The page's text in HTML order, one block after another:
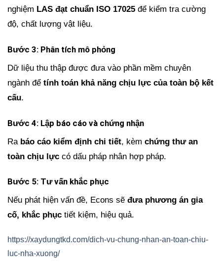
nghiệm LAS đạt chuẩn ISO 17025 để kiểm tra cường
độ, chất lượng vật liệu.
Bước 3: Phân tích mô phỏng
Dữ liệu thu thập được đưa vào phần mềm chuyên
ngành để tính toán khả năng chịu lực của toàn bộ kết
cấu.
Bước 4: Lập báo cáo và chứng nhận
Ra báo cáo kiểm định chi tiết, kèm chứng thư an
toàn chịu lực có dấu pháp nhân hợp pháp.
Bước 5: Tư vấn khắc phục
Nếu phát hiện vấn đề, Econs sẽ đưa phương án gia
cố, khắc phục tiết kiệm, hiệu quả.
https://xaydungtkd.com/dich-vu-chung-nhan-an-toan-chiu-
luc-nha-xuong/